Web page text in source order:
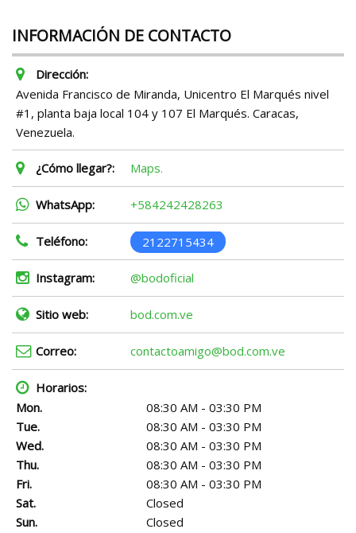
INFORMACIÓN DE CONTACTO
Dirección:
Avenida Francisco de Miranda, Unicentro El Marqués nivel
#1, planta baja local 104 y 107 El Marqués. Caracas,
Venezuela.
¿Cómo llegar?: Maps.
WhatsApp: +584242428263
Teléfono: 2122715434
Instagram: @bodoficial
Sitio web: bod.com.ve
Correo: contactoamigo@bod.com.ve
Horarios:
Mon.
08:30 AM - 03:30 PM
Tue.
08:30 AM - 03:30 PM
Wed.
08:30 AM - 03:30 PM
Thu.
08:30 AM - 03:30 PM
Fri.
08:30 AM - 03:30 PM
Sat.
Closed
Sun.
Closed